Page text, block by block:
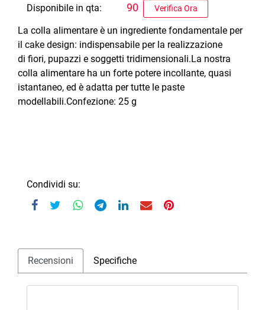
Disponibile in qta:
Verifica Ora
90
La colla alimentare è un ingrediente fondamentale per
il cake design: indispensabile per la realizzazione
di fiori, pupazzi e soggetti tridimensionali.La nostra
colla alimentare ha un forte potere incollante, quasi
istantaneo, ed è adatta per tutte le paste
modellabili.Confezione: 25 g
Condividi su:
Recensioni Specifiche